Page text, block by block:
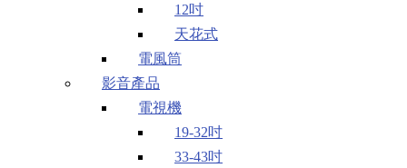
12吋
天花式
電風筒
影音產品
電視機
19-32吋
33-43吋